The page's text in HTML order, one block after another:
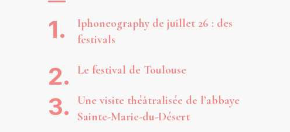
Iphoneography de juillet 26 : des
festivals
Le festival de Toulouse
Une visite théâtralisée de l’abbaye
Sainte-Marie-du-Désert